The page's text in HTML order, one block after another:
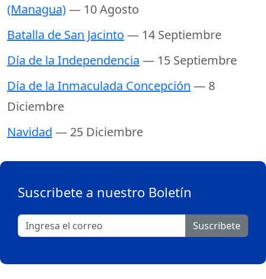
(Managua)— 10 Agosto
Batalla de San Jacinto — 14 Septiembre
Día de la Independencia — 15 Septiembre
Día de la Inmaculada Concepción — 8
Diciembre
Navidad — 25 Diciembre
Suscribete a nuestro Boletín
Suscribete